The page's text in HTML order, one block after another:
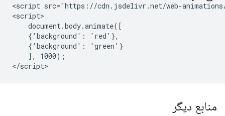
<script src="https://cdn.jsdelivr.net/web-
<script>
    document.body.animate([
    {'background': 'red'},
    {'background': 'green'}
    ], 1000);
منابع دیگر